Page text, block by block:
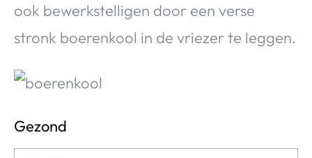
ook bewerkstelligen door een verse
stronk boerenkool in de vriezer te leggen.
Gezond